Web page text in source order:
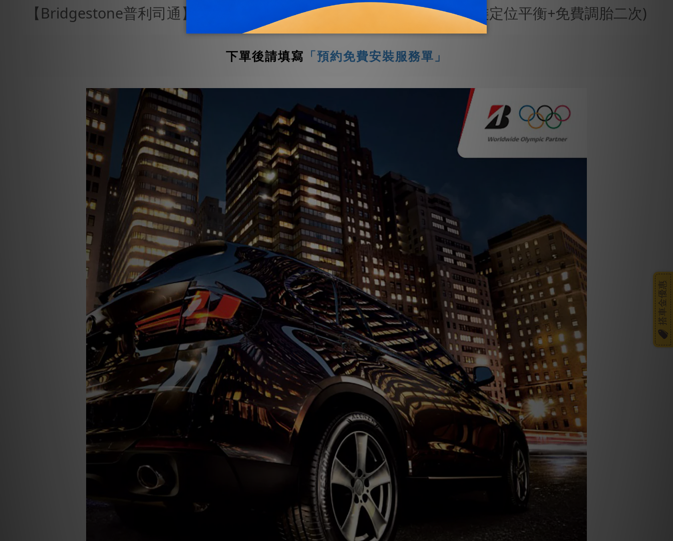
【Bridgestone普利司通】輪胎ALENZA 001-235/55/18吋_四入組(含安裝定位平衡+免費調胎二次)
下單後請填寫 「預約免費安裝服務單」
搭車金優惠